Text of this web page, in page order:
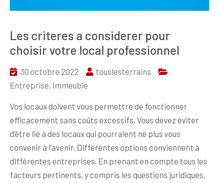
Les criteres a considerer pour
choisir votre local professionnel
30 octobre 2022
touslesterrains
Entreprise, Immeuble
Vos locaux doivent vous permettre de fonctionner
efficacement sans coûts excessifs. Vous devez éviter
d’être lié à des locaux qui pourraient ne plus vous
convenir à l’avenir. Différentes options conviennent à
différentes entreprises. En prenant en compte tous les
facteurs pertinents, y compris les questions juridiques,